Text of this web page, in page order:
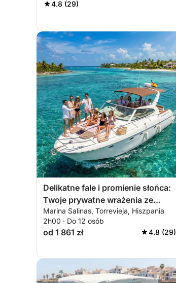
4.8 (29)
Delikatne fale i promienie słońca:
Twoje prywatne wrażenia ze
wschodu słońca
Marina Salinas, Torrevieja, Hiszpania
2h00 · Do 12 osób
od 1 861 zł 4.8 (29)